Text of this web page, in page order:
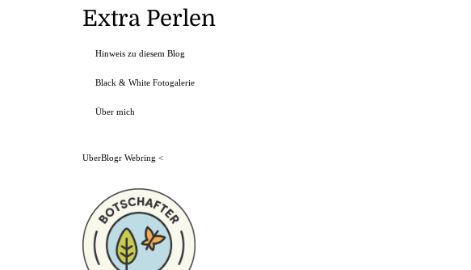
Extra Perlen
Hinweis zu diesem Blog
Black & White Fotogalerie
Über mich
UberBlogr Webring <